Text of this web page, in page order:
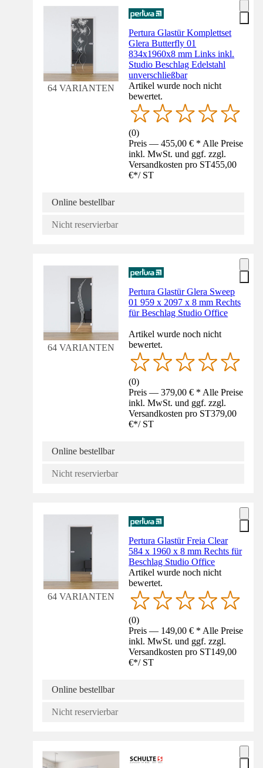
64 VARIANTEN
Pertura Glastür Komplettset
Glera Butterfly 01
834x1960x8 mm Links inkl.
Studio Beschlag Edelstahl
unverschließbar
Artikel wurde noch nicht
bewertet.
(0)
Preis — 455,00 € * Alle Preise
inkl. MwSt. und ggf. zzgl.
Versandkosten pro ST455,00
€*/ ST
Online bestellbar
Nicht reservierbar
64 VARIANTEN
Pertura Glastür Glera Sweep
01 959 x 2097 x 8 mm Rechts
für Beschlag Studio Office
Artikel wurde noch nicht
bewertet.
(0)
Preis — 379,00 € * Alle Preise
inkl. MwSt. und ggf. zzgl.
Versandkosten pro ST379,00
€*/ ST
Online bestellbar
Nicht reservierbar
64 VARIANTEN
Pertura Glastür Freia Clear
584 x 1960 x 8 mm Rechts für
Beschlag Studio Office
Artikel wurde noch nicht
bewertet.
(0)
Preis — 149,00 € * Alle Preise
inkl. MwSt. und ggf. zzgl.
Versandkosten pro ST149,00
€*/ ST
Online bestellbar
Nicht reservierbar